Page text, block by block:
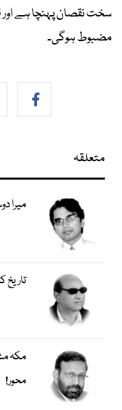
سخت نقصان پہنچا ہے
مضبوط ہوگی۔
متعلقہ
میرا
تاریخ
مکہ
محور!